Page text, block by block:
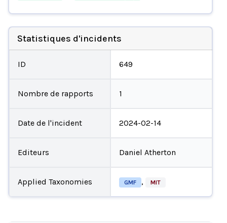
Statistiques d'incidents
ID 649
Nombre de rapports 1
Date de l'incident 2024-02-14
Editeurs Daniel Atherton
Applied Taxonomies GMF , MIT